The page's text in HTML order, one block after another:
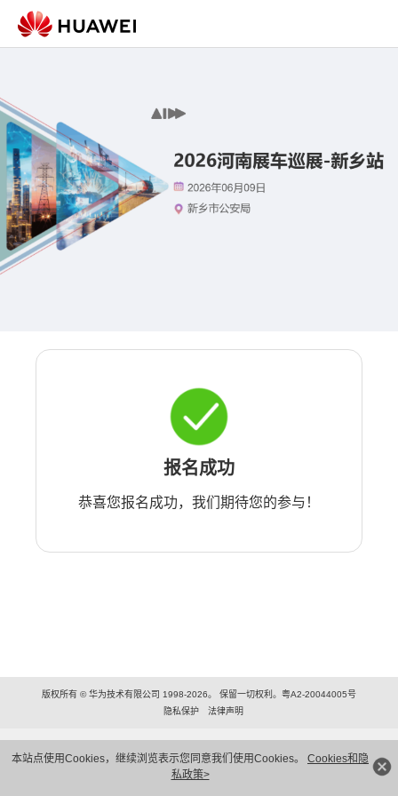
本站点使用Cookies，继续浏览表示您同意我们使用Cookies。 Cookies和隐
私政策>
报名成功
恭喜您报名成功，我们期待您的参与！
版权所有 © 华为技术有限公司 1998-2026。 保留一切权利。粤A2-20044005号
隐私保护
法律声明